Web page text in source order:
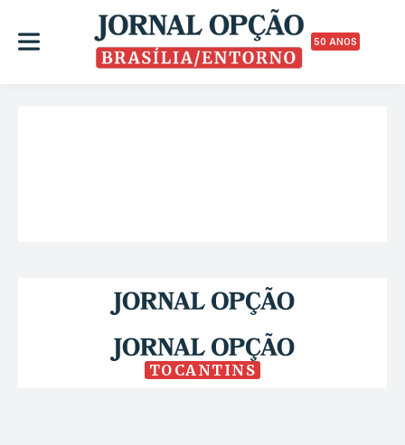
50 ANOS
TOCANTINS